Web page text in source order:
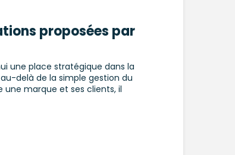
proposées par
une place stratégique dans la
delà de la simple gestion du
marque et ses clients, il